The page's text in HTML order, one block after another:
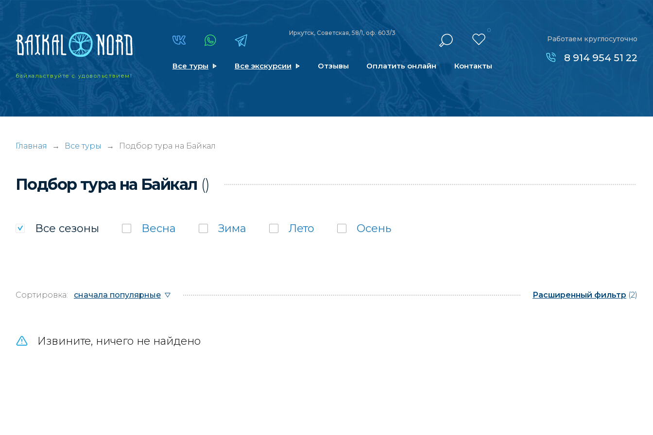
байкальствуйтес удовольствием!
Иркутск, Советская, 58/1, оф. 603/3 0
Все туры Все экскурсии Отзывы Оплатить онлайн Контакты
Работаем круглосуточно
8 914 954 51 22
Главная → Все туры → Подбор тура на Байкал
Подбор тура на Байкал ()
Все сезоны Весна Зима Лето Осень
Сортировка: сначала популярные Расширенный фильтр (2)
Извините, ничего не найдено